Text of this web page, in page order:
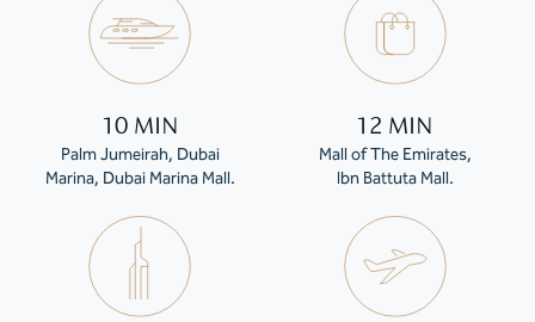
10 MIN
Palm Jumeirah, Dubai
Marina, Dubai Marina Mall.
12 MIN
Mall of The Emirates,
Ibn Battuta Mall.